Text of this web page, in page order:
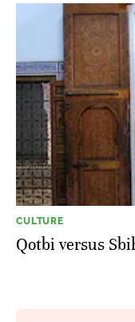
CULTURE
Qotbi versus